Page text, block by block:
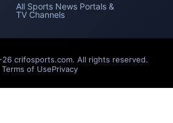
All Sports News Portals &
TV Channels
crifosports.com. All rights reserved.
Terms of UsePrivacy